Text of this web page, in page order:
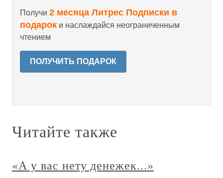
Получи 2 месяца Литрес Подписки в
подарок и наслаждайся неограниченным
чтением
ПОЛУЧИТЬ ПОДАРОК
Читайте также
«А у вас нету денежек...»